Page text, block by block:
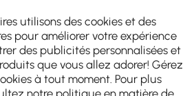
utilisons des cookies et des
pour améliorer votre expérience
des publicités personnalisées et
que vous allez adorer! Gérez
à tout moment. Pour plus
notre politique en matière de